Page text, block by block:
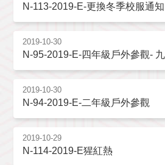
N-113-2019-E-更換冬季校服通知
2019-10-30
N-95-2019-E-四年級戶外參觀-
2019-10-30
N-94-2019-E-二年級戶外參觀
2019-10-29
N-114-2019-E猩紅熱